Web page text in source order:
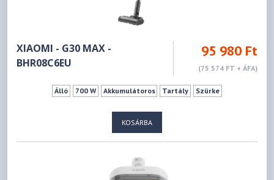
XIAOMI - G30 MAX -
BHR08C6EU
95 980 Ft
(75 574 FT + ÁFA)
Álló 700 W Akkumulátoros Tartály Szürke
KOSÁRBA